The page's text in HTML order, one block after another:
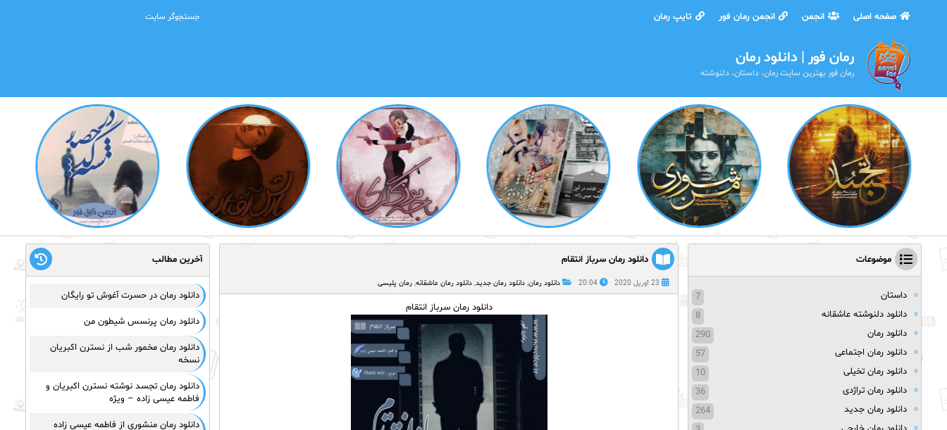
صفحه اصلی انجمن انجمن رمان فور تایپ رمان
رمان فور | دانلود رمان
رمان فور بهترین سایت رمان، داستان، دلنوشته
دانلود رمان سرباز انتقام
23 آوریل 2020 20:04 دانلود رمان, دانلود رمان جدید, دانلود رمان عاشقانه, رمان پلیسی
دانلود رمان سرباز انتقام
موضوعات
داستان
7
دانلود دلنوشته عاشقانه
8
دانلود رمان
290
دانلود رمان اجتماعی
57
دانلود رمان تخیلی
10
دانلود رمان تراژدی
36
دانلود رمان جدید
264
آخرین مطالب
دانلود رمان در حسرت آغوش تو رایگان
دانلود رمان پرنسس شیطون من
دانلود رمان مخمور شب از نسترن اکبریان
نسخه
دانلود رمان تجسد نوشته نسترن اکبریان و
فاطمه عیسی زاده – ویژه
دانلود رمان منشوری از فاطمه عیسی زاده